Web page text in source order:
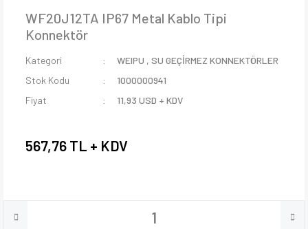
WF20J12TA IP67 Metal Kablo Tipi
Konnektör
Kategori WEIPU ,SU GEÇİRMEZ KONNEKTÖRLER
Stok Kodu
1000000941
Fiyat
11,93 USD + KDV
567,76 TL + KDV